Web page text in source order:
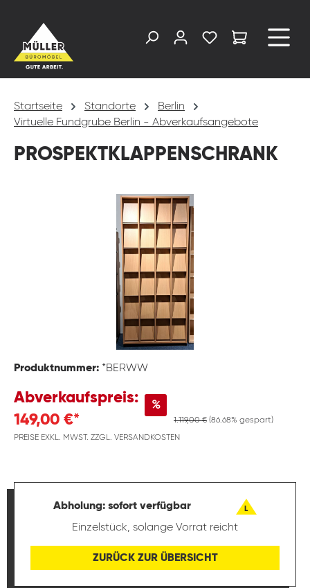
Startseite Standorte
Berlin
Virtuelle Fundgrube Berlin - Abverkaufsangebote
PROSPEKTKLAPPENSCHRANK
Bildergalerie überspringen
Produktnummer: *BERWW
Abverkaufspreis:
149,00 €*
%
1.119,00 € (86.68% gespart)
PREISE EXKL. MWST. ZZGL. VERSANDKOSTEN
Abholung: sofort verfügbar L
Einzelstück, solange Vorrat reicht
ZURÜCK ZUR ÜBERSICHT